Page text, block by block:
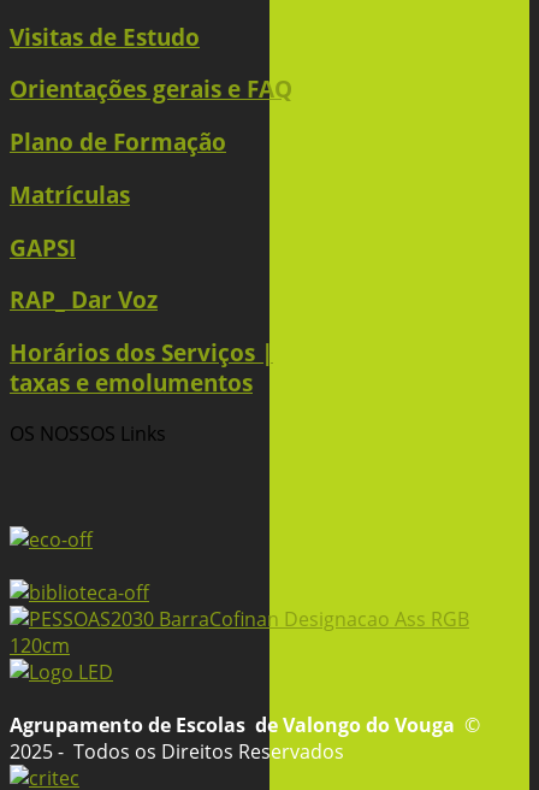
Visitas de Estudo
Orientações gerais e FAQ
Plano de Formação
Matrículas
GAPSI
RAP_ Dar Voz
Horários dos Serviços |
taxas e emolumentos
OS NOSSOS Links
Agrupamento de Escolas de Valongo do Vouga ©
2025 - Todos os Direitos Reservados